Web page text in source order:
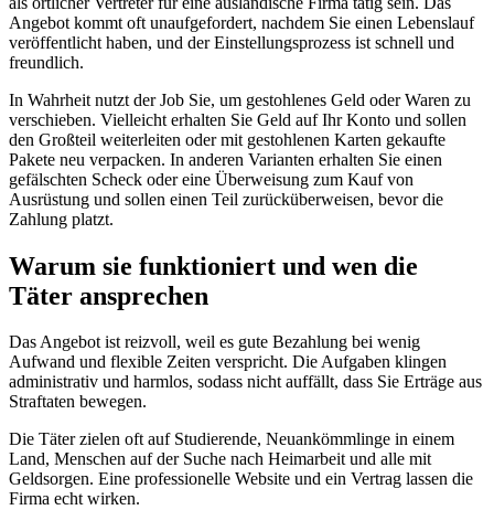
Angebot kommt oft unaufgefordert, nachdem Sie einen Lebenslauf
veröffentlicht haben, und der Einstellungsprozess ist schnell und
freundlich.
In Wahrheit nutzt der Job Sie, um gestohlenes Geld oder Waren zu
verschieben. Vielleicht erhalten Sie Geld auf Ihr Konto und sollen
den Großteil weiterleiten oder mit gestohlenen Karten gekaufte
Pakete neu verpacken. In anderen Varianten erhalten Sie einen
gefälschten Scheck oder eine Überweisung zum Kauf von
Ausrüstung und sollen einen Teil zurücküberweisen, bevor die
Zahlung platzt.
Warum sie funktioniert und wen die
Täter ansprechen
Das Angebot ist reizvoll, weil es gute Bezahlung bei wenig
Aufwand und flexible Zeiten verspricht. Die Aufgaben klingen
administrativ und harmlos, sodass nicht auffällt, dass Sie Erträge aus
Straftaten bewegen.
Die Täter zielen oft auf Studierende, Neuankömmlinge in einem
Land, Menschen auf der Suche nach Heimarbeit und alle mit
Geldsorgen. Eine professionelle Website und ein Vertrag lassen die
Firma echt wirken.